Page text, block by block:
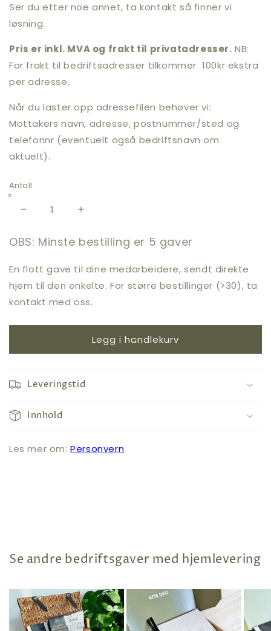
Ser du etter noe annet, ta kontakt så finner vi
løsning.
Pris er inkl. MVA og frakt til privatadresser. NB:
For frakt til bedriftsadresser tilkommer 100kr ekstra
per adresse.
Når du laster opp adressefilen behøver vi:
Mottakers navn, adresse, postnummer/sted og
telefonnr (eventuelt også bedriftsnavn om
aktuelt).
Antall
for
med
sesongsvarer
(inkl.
hjemlevering)
Øk
for
Gavekurv
med
(inkl.
hjemlevering)
OBS: Minste bestilling er 5 gaver
En flott gave til dine medarbeidere, sendt direkte
hjem til den enkelte. For større bestillinger (>30), ta
kontakt med oss.
Legg i handlekurv
Leveringstid
Innhold
Les mer om:Personvern
Se andre bedriftsgaver med hjemlevering